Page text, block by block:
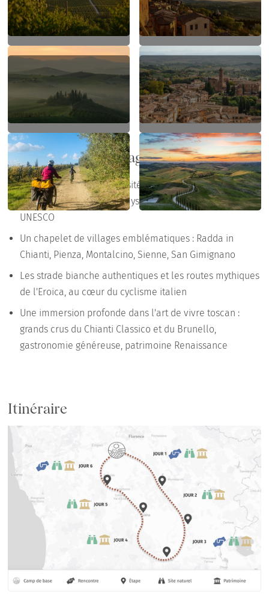
Points forts du voyage
Des paysages d'une diversité exceptionnelle : vignobles
du Chianti, Crete Senesi mystiques, et Val d'Orcia classé
UNESCO
Un chapelet de villages emblématiques : Radda in
Chianti, Pienza, Montalcino, Sienne, San Gimignano
Les strade bianche authentiques et les routes mythiques
de l'Eroica, au cœur du cyclisme italien
Une immersion profonde dans l'art de vivre toscan :
grands crus du Chianti Classico et du Brunello,
gastronomie généreuse, patrimoine Renaissance
Itinéraire